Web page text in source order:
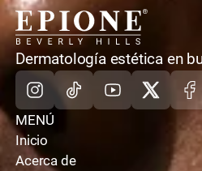
casa
Dermatología estética en
Instagram
TikTokYoutube
X
MENÚ
Inicio
Acerca de